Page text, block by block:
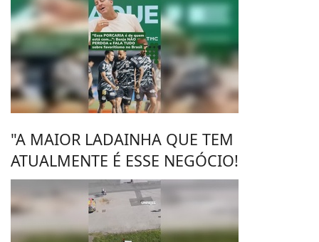
"A MAIOR LADAINHA QUE TEM
ATUALMENTE É ESSE NEGÓCIO!